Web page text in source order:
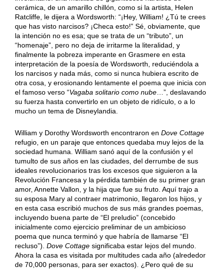
cerámica, de un amarillo chillón, como si la artista, Helen
Ratcliffe, le dijera a Wordsworth: “¡Hey, William! ¿Tú te crees
que has visto narcisos? ¡Checa esto!” Sé, obviamente, que
la intención no es esa; que se trata de un “tributo”, un
“homenaje”, pero no deja de irritarme la literalidad, y
finalmente la pobreza imperante en Grasmere en esta
interpretación de la poesía de Wordsworth, reduciéndola a
los narcisos y nada más, como si nunca hubiera escrito de
otra cosa, y erosionando lentamente el poema que inicia con
el famoso verso “Vagaba solitario como nube…”, deslavando
su fuerza hasta convertirlo en un objeto de ridículo, o a lo
mucho un tema de Disneylandia.
William y Dorothy Wordsworth encontraron en Dove Cottage
refugio, en un paraje que entonces quedaba muy lejos de la
sociedad humana. William sanó aquí de la confusión y el
tumulto de sus años en las ciudades, del derrumbe de sus
ideales revolucionarios tras los excesos que siguieron a la
Revolución Francesa y la pérdida también de su primer gran
amor, Annette Vallon, y la hija que fue su fruto. Aquí trajo a
su esposa Mary al contraer matrimonio, llegaron los hijos, y
en esta casa escribió muchos de sus más grandes poemas,
incluyendo buena parte de “El preludio” (concebido
inicialmente como ejercicio preliminar de un ambicioso
poema que nunca terminó y que habría de llamarse “El
recluso”). Dove Cottagesignificaba estar lejos del mundo.
Ahora la casa es visitada por multitudes cada año (alrededor
de 70,000 personas, para ser exactos). ¿Pero qué de su